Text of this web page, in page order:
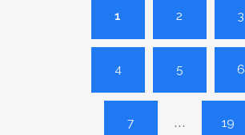
1 2 3
4 5 6
7 ... 19